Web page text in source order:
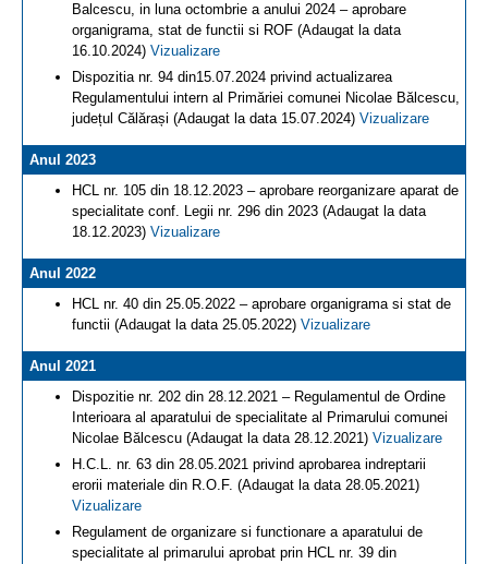
Balcescu, in luna octombrie a anului 2024 – aprobare
organigrama, stat de functii si ROF (Adaugat la data
16.10.2024) Vizualizare
Dispozitia nr. 94 din15.07.2024 privind actualizarea
Regulamentului intern al Primăriei comunei Nicolae Bălcescu,
județul Călărași (Adaugat la data 15.07.2024) Vizualizare
Anul 2023
HCL nr. 105 din 18.12.2023 – aprobare reorganizare aparat de
specialitate conf. Legii nr. 296 din 2023 (Adaugat la data
18.12.2023) Vizualizare
Anul 2022
HCL nr. 40 din 25.05.2022 – aprobare organigrama si stat de
functii (Adaugat la data 25.05.2022) Vizualizare
Anul 2021
Dispozitie nr. 202 din 28.12.2021 – Regulamentul de Ordine
Interioara al aparatului de specialitate al Primarului comunei
Nicolae Bălcescu (Adaugat la data 28.12.2021) Vizualizare
H.C.L. nr. 63 din 28.05.2021 privind aprobarea indreptarii
erorii materiale din R.O.F. (Adaugat la data 28.05.2021)
Vizualizare
Regulament de organizare si functionare a aparatului de
specialitate al primarului aprobat prin HCL nr. 39 din